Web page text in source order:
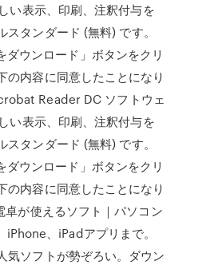
い表示、印刷、注釈付与を
タンダード (無料) です。
ダウンロード」ボタンをクリ
の内容に同意したことになり
Reader DC ソフトウェ
い表示、印刷、注釈付与を
タンダード (無料) です。
ダウンロード」ボタンをクリ
の内容に同意したことになり
卓が使えるソフト｜パソコン
、iPadアプリまで。
気ソフトが勢ぞろい。ダウン